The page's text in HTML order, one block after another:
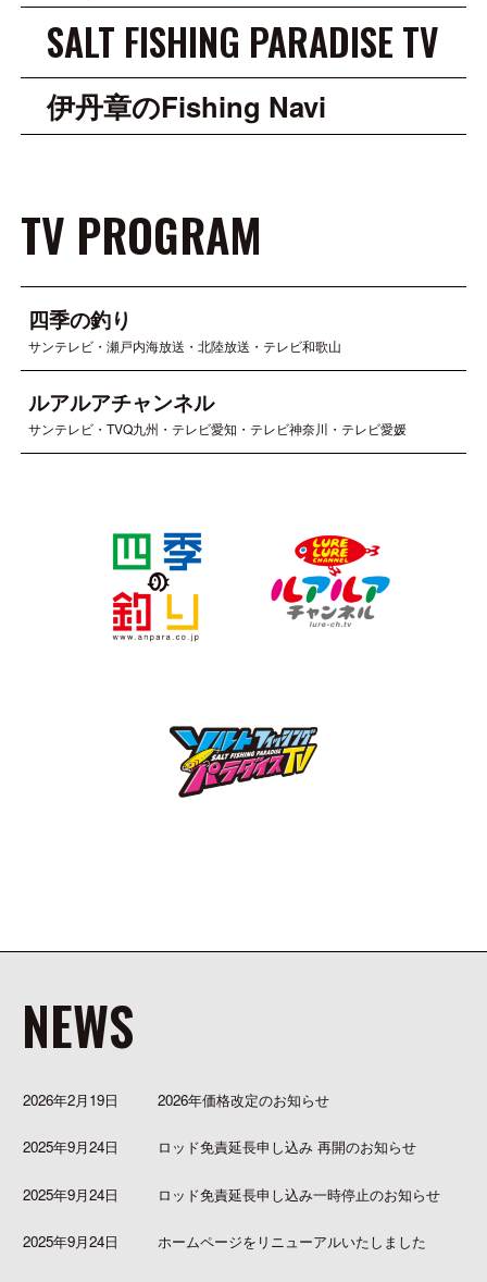
SALT FISHING PARADISE TV
伊丹章のFishing Navi
TV PROGRAM
四季の釣り
サンテレビ・瀬戸内海放送・北陸放送・テレビ和歌山
ルアルアチャンネル
サンテレビ・TVQ九州・テレビ愛知・テレビ神奈川・テレビ愛媛
NEWS
2026年2月19日 2026年価格改定のお知らせ
2025年9月24日 ロッド免責延長申し込み 再開のお知らせ
2025年9月24日 ロッド免責延長申し込み一時停止のお知らせ
2025年9月24日 ホームページをリニューアルいたしました